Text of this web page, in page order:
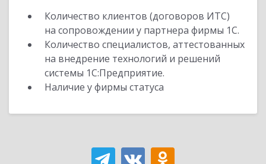
Количество клиентов (договоров ИТС)
на сопровождении у партнера фирмы 1С.
Количество специалистов, аттестованных
на внедрение технологий и решений
системы 1С:Предприятие.
Наличие у фирмы статуса